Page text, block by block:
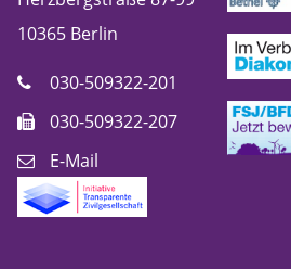
10365 Berlin
030-509322-201
030-509322-207
E-Mail